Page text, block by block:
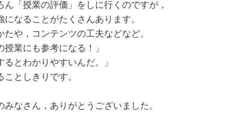
「授業の評価」をしに行くのですが，
なることがたくさんあります。
や，コンテンツの工夫などなど。
授業にも参考になる！」
るとわかりやすいんだ。」
としきりです。
なさん，ありがとうございました。